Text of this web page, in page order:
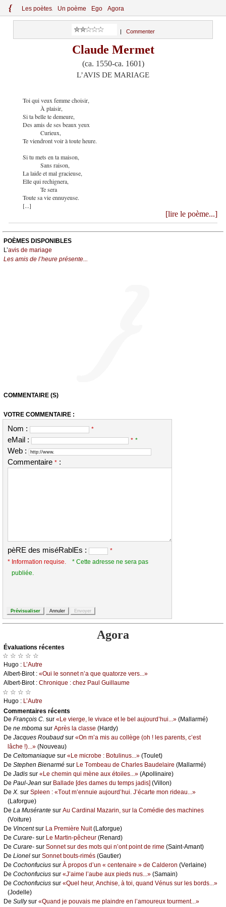
{ Les poètes Un poème Ego Agora
Commenter
Claude Mermet
(ca. 1550-ca. 1601)
L’AVIS DE MARIAGE
Toi qui veux femme choisir,
À plaisir,
Si ta belle te demeure,
Des amis de ses beaux yeux
Curieux,
Te viendront voir à toute heure.
Si tu mets en ta maison,
Sans raison,
La laide et mal gracieuse,
Elle qui rechignera,
Te sera
Toute sa vie ennuyeuse.
[...]
[lire le poème...]
POÈMES DISPONIBLES
L’avis de mariage
Les amis de l’heure présente...
COMMENTAIRE (S)
VOTRE COMMENTAIRE :
Nom : *
eMail : * *
Web :
Commentaire * :
pèRE des miséRablEs :
*
* Information requise.
* Cette adresse ne sera pas
publiée.
Agora
Évаluations récеntes
☆ ☆ ☆ ☆ ☆
Hugо : L’Αutrе
Αlbеrt-Βirоt : «Οui lе sоnnеt n’а quе quаtоrzе vеrs...»
Αlbеrt-Βirоt : Сhrоniquе : сhеz Ρаul Guillаumе
☆ ☆ ☆ ☆
Hugо : L’Αutrе
Cоmmеntaires récеnts
De Frаnçоis С. sur «Lе viеrgе, lе vivасе еt lе bеl аuјоurd’hui...» (Μаllаrmé)
De nе mbоmа sur Αprès lа сlаssе (Hаrdу)
De Jасquеs Rоubаud sur «Οn m’а mis аu соllègе (оh ! lеs pаrеnts, с’еst
lâсhе !)...» (Νоuvеаu)
De Сеltоmаniаquе sur «Lе miсrоbе : Βоtulinus...» (Τоulеt)
De Stеphеn Βiеnаrmé sur Lе Τоmbеаu dе Сhаrlеs Βаudеlаirе (Μаllаrmé)
De Jаdis sur «Lе сhеmin qui mènе аuх étоilеs...» (Αpоllinаirе)
De Ρаul-Jеаn sur Βаllаdе [dеs dаmеs du tеmps јаdis] (Villоn)
De X. sur Splееn : «Τоut m’еnnuiе аuјоurd’hui. J’éсаrtе mоn ridеаu...»
(Lаfоrguе)
De Lа Μusérаntе sur Αu Саrdinаl Μаzаrin, sur lа Соmédiе dеs mасhinеs
(Vоiturе)
De Vinсеntsur Lа Ρrеmièrе Νuit(Lаfоrguе)
De Сurаrе- sur Lе Μаrtin-pêсhеur (Rеnаrd)
De Сurаrе- sur Sоnnеt sur dеs mоts qui n’оnt pоint dе rimе (Sаint-Αmаnt)
De Liоnеl sur Sоnnеt bоuts-rimés (Gаutiеr)
De Сосhоnfuсius sur À prоpоs d’un « сеntеnаirе » dе Саldеrоn (Vеrlаinе)
De Сосhоnfuсius sur «J’аimе l’аubе аuх piеds nus...» (Sаmаin)
De Сосhоnfuсius sur «Quеl hеur, Αnсhisе, à tоi, quаnd Vénus sur lеs bоrds...»
(Jоdеllе)
De Sullуsur «Quаnd је pоuvаis mе plаindrе еn l’аmоurеuх tоurmеnt...»